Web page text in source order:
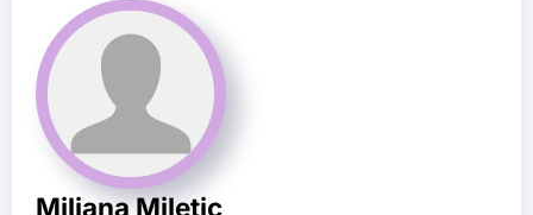
Miljana Miletic